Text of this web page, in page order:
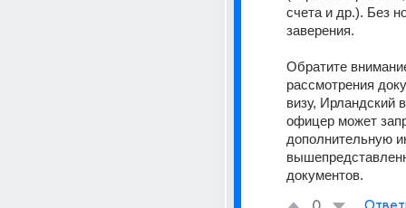
счета и др.). Без
заверения.
Обратите
рассмотрения
визу, Ирландский
офицер может
дополнительную
документов.